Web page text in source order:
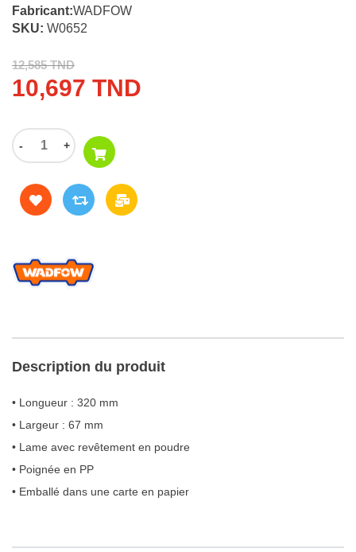
Fabricant:WADFOW
SKU: W0652
12,585 TND
10,697 TND
- +
Description du produit
• Longueur : 320 mm
• Largeur : 67 mm
• Lame avec revêtement en poudre
• Poignée en PP
• Emballé dans une carte en papier